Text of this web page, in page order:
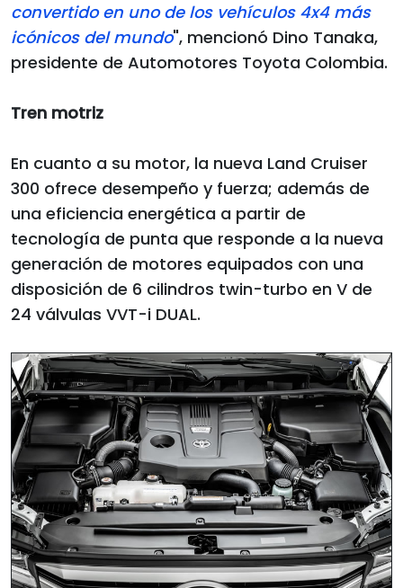
convertido en uno de los vehículos 4x4 más
icónicos del mundo", mencionó Dino Tanaka,
presidente de Automotores Toyota Colombia.
Tren motriz
En cuanto a su motor, la nueva Land Cruiser
300 ofrece desempeño y fuerza; además de
una eficiencia energética a partir de
tecnología de punta que responde a la nueva
generación de motores equipados con una
disposición de 6 cilindros twin-turbo en V de
24 válvulas VVT-i DUAL.